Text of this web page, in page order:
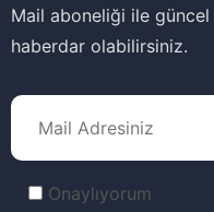
Mail aboneliği ile
haberdar olabilirsiniz.
Onaylıyorum